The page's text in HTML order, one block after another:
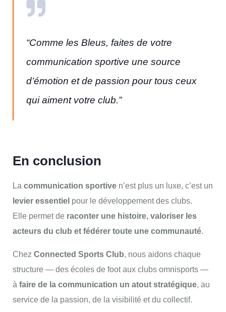
“Comme les Bleus, faites de votre
communication sportive une source
d’émotion et de passion pour tous ceux
qui aiment votre club.”
En conclusion
La communication sportive n’est plus un luxe, c’est un
levier essentiel pour le développement des clubs.
Elle permet de raconter une histoire, valoriser les
acteurs du club et fédérer toute une communauté.
Chez Connected Sports Club, nous aidons chaque
structure — des écoles de foot aux clubs omnisports —
à faire de la communication un atout stratégique, au
service de la passion, de la visibilité et du collectif.